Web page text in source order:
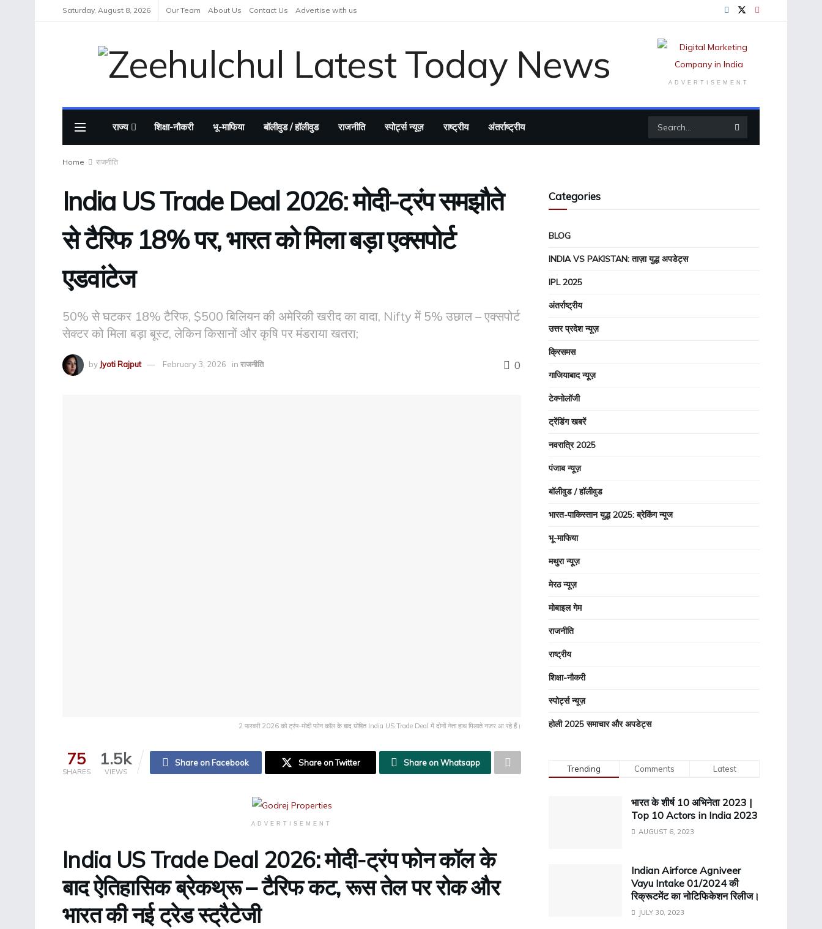
Saturday, August 8, 2026 Our Team About Us Contact Us Advertise with us
ADVERTISEMENT
राज्य शिक्षा-नौकरी भू-माफिया बॉलीवुड / हॉलीवुड राजनीति स्पोर्ट्स न्यूज़ राष्ट्रीय अंतर्राष्ट्रीय
Home राजनीति
India US Trade Deal 2026: मोदी-ट्रंप समझौते
से टैरिफ 18% पर, भारत को मिला बड़ा एक्सपोर्ट
एडवांटेज
50% से घटकर 18% टैरिफ, $500 बिलियन की अमेरिकी खरीद का वादा, Nifty में 5% उछाल – एक्सपोर्ट
सेक्टर को मिला बड़ा बूस्ट, लेकिन किसानों और कृषि पर मंडराया खतरा;
by Jyoti Rajput February 3, 2026 in राजनीति 0
2 फरवरी 2026 को ट्रंप-मोदी फोन कॉल के बाद घोषित India US Trade Deal में दोनों नेता हाथ मिलाते नजर आ रहे हैं।
75
SHARES
1.5k
VIEWS
Share on Facebook Share on Twitter Share on Whatsapp
ADVERTISEMENT
India US Trade Deal 2026: मोदी-ट्रंप फोन कॉल के
बाद ऐतिहासिक ब्रेकथ्रू – टैरिफ कट, रूस तेल पर रोक और
भारत की नई ट्रेड स्ट्रैटेजी
Categories
BLOG
INDIA VS PAKISTAN: ताज़ा युद्ध अपडेट्स
IPL 2025
अंतर्राष्ट्रीय
उत्तर प्रदेश न्यूज़
क्रिसमस
गाजियाबाद न्यूज़
टेक्नोलॉजी
ट्रेंडिंग खबरें
नवरात्रि 2025
पंजाब न्यूज़
बॉलीवुड / हॉलीवुड
भारत-पाकिस्तान युद्ध 2025: ब्रेकिंग न्यूज
भू-माफिया
मथुरा न्यूज़
मेरठ न्यूज़
मोबाइल गेम
राजनीति
राष्ट्रीय
शिक्षा-नौकरी
स्पोर्ट्स न्यूज़
होली 2025 समाचार और अपडेट्स
Trending Comments Latest
भारत के शीर्ष 10 अभिनेता 2023 |
Top 10 Actors in India 2023
AUGUST 6, 2023
Indian Airforce Agniveer
Vayu Intake 01/2024 की
रिक्रूटमेंट का नोटिफिकेशन रिलीज।
JULY 30, 2023